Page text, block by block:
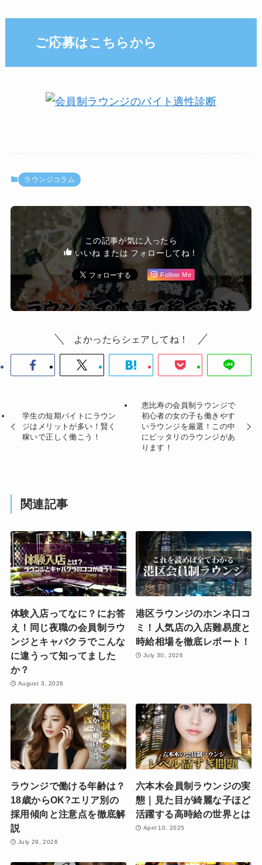
ご応募はこちらから
ラウンジコラム
この記事が気に入ったら
いいね または フォローしてね！
Follow Me
よかったらシェアしてね！
学生の短期バイトにラウン
ジはメリットが多い！賢く
稼いで正しく働こう！
恵比寿の会員制ラウンジで
初心者の女の子も働きやす
いラウンジを厳選！この中
にピッタリのラウンジがあ
ります！
関連記事
体験入店ってなに？にお答
え！同じ夜職の会員制ラウ
ンジとキャバクラでこんな
に違うって知ってました
か？
August 3, 2026
港区ラウンジのホンネ口コ
ミ！人気店の入店難易度と
時給相場を徹底レポート！
July 30, 2026
ラウンジで働ける年齢は？
18歳からOK?エリア別の
採用傾向と注意点を徹底解
説
July 29, 2026
六本木会員制ラウンジの実
態｜見た目が綺麗な子ほど
活躍する高時給の世界とは
April 10, 2025